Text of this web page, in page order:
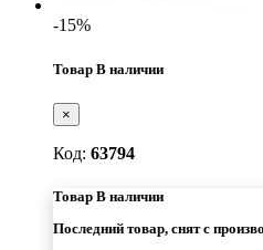
-15%
Товар В наличии
×
Код: 63794
Товар В наличии
Последний товар, снят с